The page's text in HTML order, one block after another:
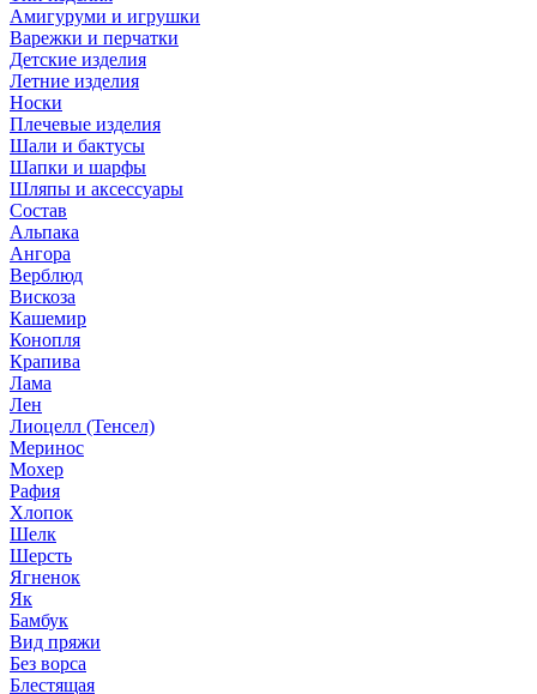
Амигуруми и игрушки
Варежки и перчатки
Детские изделия
Летние изделия
Носки
Плечевые изделия
Шали и бактусы
Шапки и шарфы
Шляпы и аксессуары
Состав
Альпака
Ангора
Верблюд
Вискоза
Кашемир
Конопля
Крапива
Лама
Лен
Лиоцелл (Тенсел)
Меринос
Мохер
Рафия
Хлопок
Шелк
Шерсть
Ягненок
Як
Бамбук
Вид пряжи
Без ворса
Блестящая